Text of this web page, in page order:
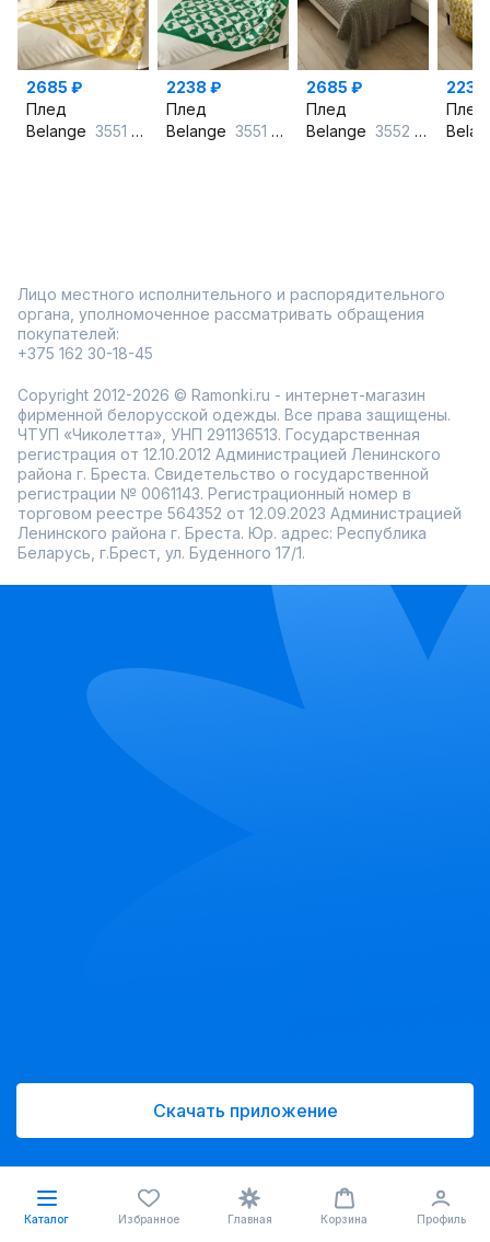
2685 ₽
Плед
Belange 3551 горчичный
2238 ₽
Плед
Belange 3551 зеленый
2685 ₽
Плед
Belange 3552 серый
2238
Плед
Лицо местного исполнительного и распорядительного
органа, уполномоченное рассматривать обращения
покупателей:
+375 162 30-18-45
Copyright 2012-2026 © Ramonki.ru - интернет-магазин
фирменной белорусской одежды. Все права защищены.
ЧТУП «Чиколетта», УНП 291136513. Государственная
регистрация от 12.10.2012 Администрацией Ленинского
района г. Бреста. Свидетельство о государственной
регистрации № 0061143. Регистрационный номер в
торговом реестре 564352 от 12.09.2023 Администрацией
Ленинского района г. Бреста. Юр. адрес: Республика
Беларусь, г.Брест, ул. Буденного 17/1.
Скачать приложение
Каталог Избранное Главная Корзина Профиль